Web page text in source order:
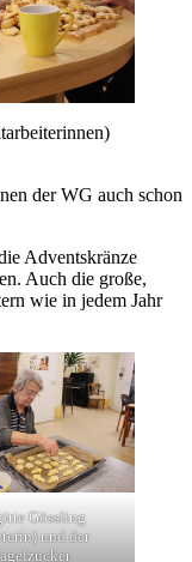
der WG auch schon
Adventskränze
Auch die große,
wie in jedem Jahr
Gössling
und der